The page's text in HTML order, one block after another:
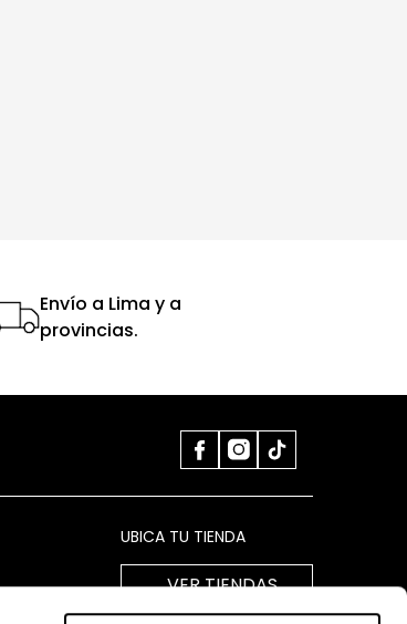
Envío a Lima y a
provincias.
UBICA TU TIENDA
VER TIENDAS